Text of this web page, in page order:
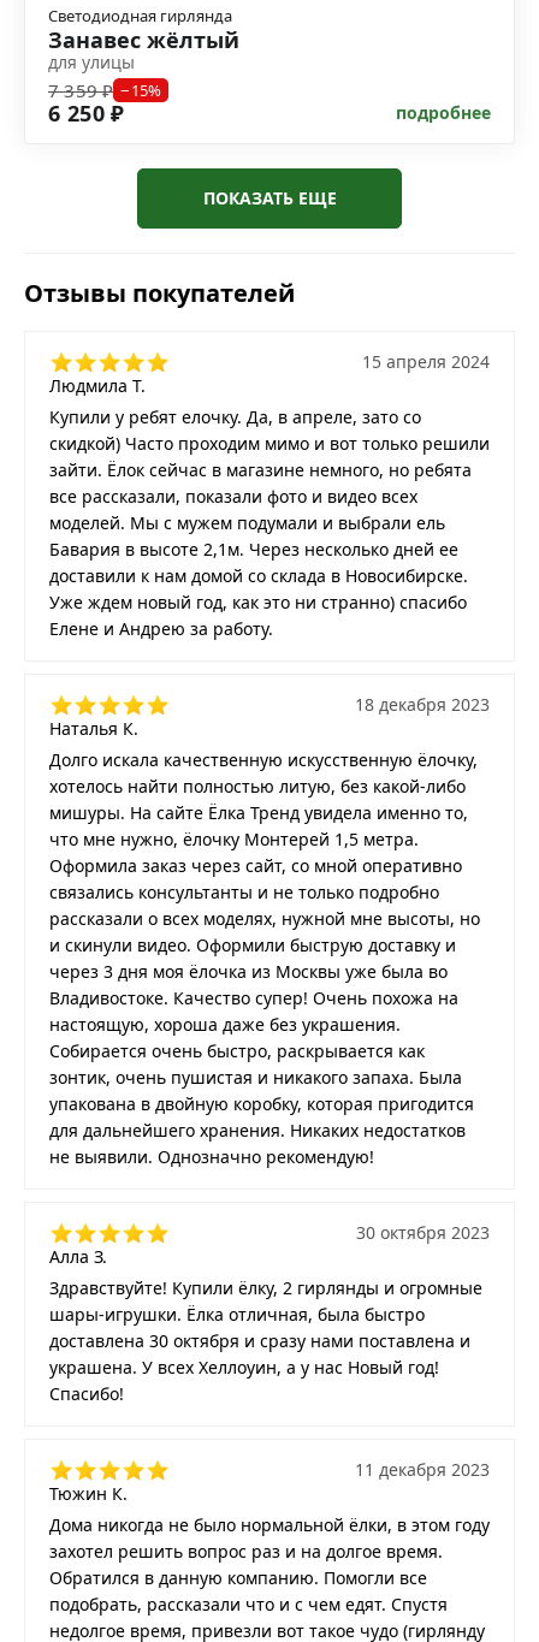
Светодиодная гирлянда
Занавес жёлтый
для улицы
7 359 ₽ −15%
6 250 ₽ подробнее
ПОКАЗАТЬ ЕЩЕ
Отзывы покупателей
Людмила Т.
15 апреля 2024
Купили у ребят елочку. Да, в апреле, зато со
скидкой) Часто проходим мимо и вот только решили
зайти. Ёлок сейчас в магазине немного, но ребята
все рассказали, показали фото и видео всех
моделей. Мы с мужем подумали и выбрали ель
Бавария в высоте 2,1м. Через несколько дней ее
доставили к нам домой со склада в Новосибирске.
Уже ждем новый год, как это ни странно) спасибо
Елене и Андрею за работу.
Наталья К.
18 декабря 2023
Долго искала качественную искусственную ёлочку,
хотелось найти полностью литую, без какой-либо
мишуры. На сайте Ёлка Тренд увидела именно то,
что мне нужно, ёлочку Монтерей 1,5 метра.
Оформила заказ через сайт, со мной оперативно
связались консультанты и не только подробно
рассказали о всех моделях, нужной мне высоты, но
и скинули видео. Оформили быструю доставку и
через 3 дня моя ёлочка из Москвы уже была во
Владивостоке. Качество супер! Очень похожа на
настоящую, хороша даже без украшения.
Собирается очень быстро, раскрывается как
зонтик, очень пушистая и никакого запаха. Была
упакована в двойную коробку, которая пригодится
для дальнейшего хранения. Никаких недостатков
не выявили. Однозначно рекомендую!
Алла З.
30 октября 2023
Здравствуйте! Купили ёлку, 2 гирлянды и огромные
шары-игрушки. Ёлка отличная, была быстро
доставлена 30 октября и сразу нами поставлена и
украшена. У всех Хеллоуин, а у нас Новый год!
Спасибо!
Тюжин К.
11 декабря 2023
Дома никогда не было нормальной ёлки, в этом году
захотел решить вопрос раз и на долгое время.
Обратился в данную компанию. Помогли все
подобрать, рассказали что и с чем едят. Спустя
недолгое время, привезли вот такое чудо (гирлянду